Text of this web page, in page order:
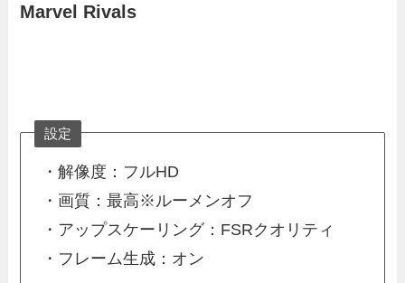
Marvel Rivals
設定
・解像度：フルHD
・画質：最高※ルーメンオフ
・アップスケーリング：FSRクオリティ
・フレーム生成：オン